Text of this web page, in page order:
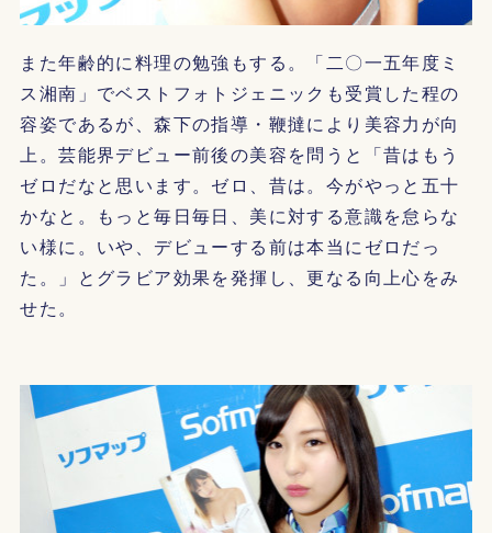
また年齢的に料理の勉強もする。「二〇一五年度ミ
ス湘南」でベストフォトジェニックも受賞した程の
容姿であるが、森下の指導・鞭撻により美容力が向
上。芸能界デビュー前後の美容を問うと「昔はもう
ゼロだなと思います。ゼロ、昔は。今がやっと五十
かなと。もっと毎日毎日、美に対する意識を怠らな
い様に。いや、デビューする前は本当にゼロだっ
た。」とグラビア効果を発揮し、更なる向上心をみ
せた。